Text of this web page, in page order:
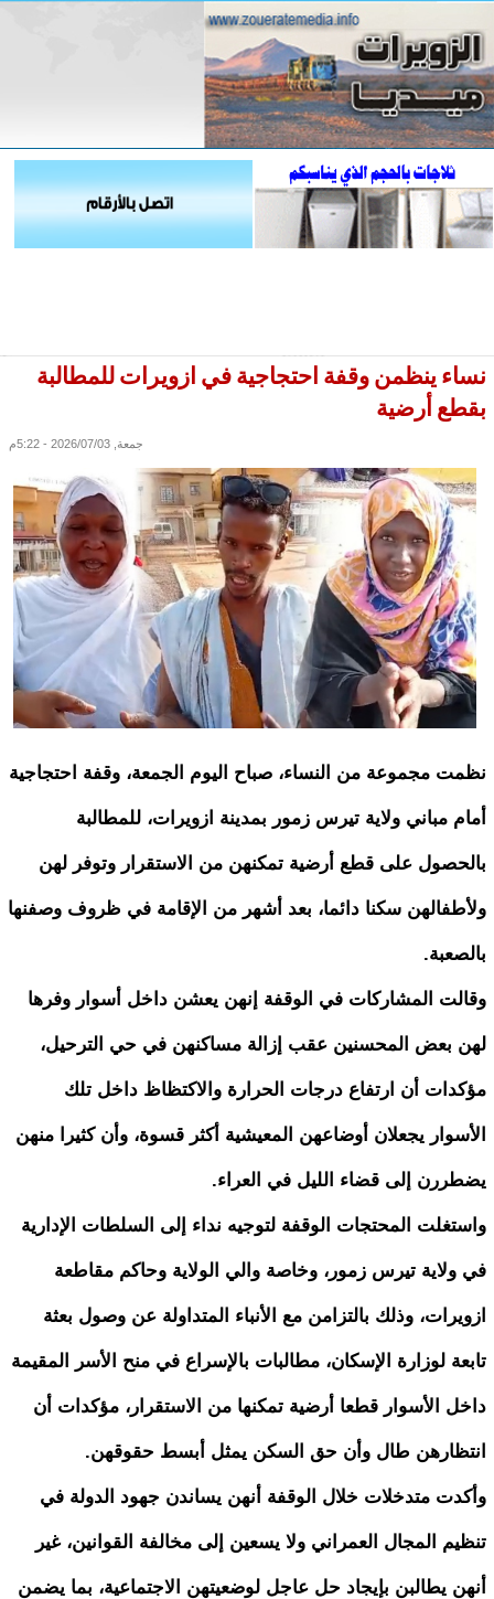
نساء ينظمن وقفة احتجاجية في ازويرات للمطالبة
بقطع أرضية
جمعة, 2026/07/03 - 5:22م
نظمت مجموعة من النساء، صباح اليوم الجمعة، وقفة احتجاجية
أمام مباني ولاية تيرس زمور بمدينة ازويرات، للمطالبة
بالحصول على قطع أرضية تمكنهن من الاستقرار وتوفر لهن
ولأطفالهن سكنا دائما، بعد أشهر من الإقامة في ظروف وصفنها
بالصعبة.
وقالت المشاركات في الوقفة إنهن يعشن داخل أسوار وفرها
لهن بعض المحسنين عقب إزالة مساكنهن في حي الترحيل،
مؤكدات أن ارتفاع درجات الحرارة والاكتظاظ داخل تلك
الأسوار يجعلان أوضاعهن المعيشية أكثر قسوة، وأن كثيرا منهن
يضطررن إلى قضاء الليل في العراء.
واستغلت المحتجات الوقفة لتوجيه نداء إلى السلطات الإدارية
في ولاية تيرس زمور، وخاصة والي الولاية وحاكم مقاطعة
ازويرات، وذلك بالتزامن مع الأنباء المتداولة عن وصول بعثة
تابعة لوزارة الإسكان، مطالبات بالإسراع في منح الأسر المقيمة
داخل الأسوار قطعا أرضية تمكنها من الاستقرار، مؤكدات أن
انتظارهن طال وأن حق السكن يمثل أبسط حقوقهن.
وأكدت متدخلات خلال الوقفة أنهن يساندن جهود الدولة في
تنظيم المجال العمراني ولا يسعين إلى مخالفة القوانين، غير
أنهن يطالبن بإيجاد حل عاجل لوضعيتهن الاجتماعية، بما يضمن